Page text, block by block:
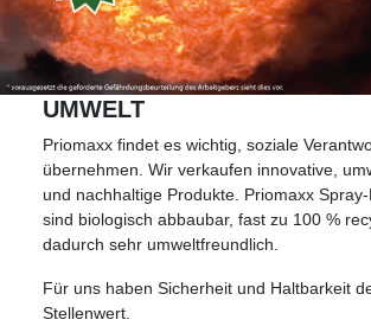
UMWELT
Priomaxx findet es wichtig, soziale
übernehmen. Wir verkaufen innovative,
und nachhaltige Produkte. Priomaxx
sind biologisch abbaubar, fast zu 100 %
dadurch sehr umweltfreundlich.
Für uns haben Sicherheit und Haltbarkeit
Stellenwert.